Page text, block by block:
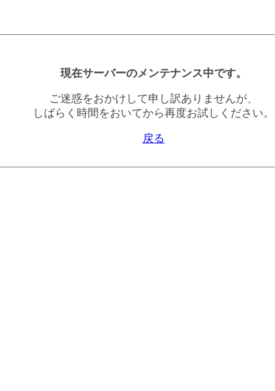
現在サーバーのメンテナンス中です。
ご迷惑をおかけして申し訳ありませんが、
しばらく時間をおいてから再度お試しください。
戻る